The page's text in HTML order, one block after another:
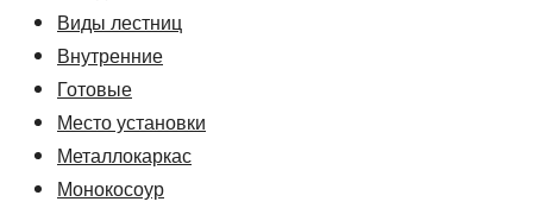
Виды лестниц
Внутренние
Готовые
Место установки
Металлокаркас
Монокосоур